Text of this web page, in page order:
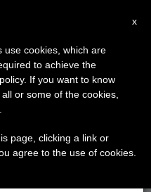
‘Orietta
×
haremos la pausa
el periodo de verano
y también el
x
use cookies, which are
to achieve the
If you want to know
or some of the cookies,
page, clicking a link or
agree to the use of cookies.